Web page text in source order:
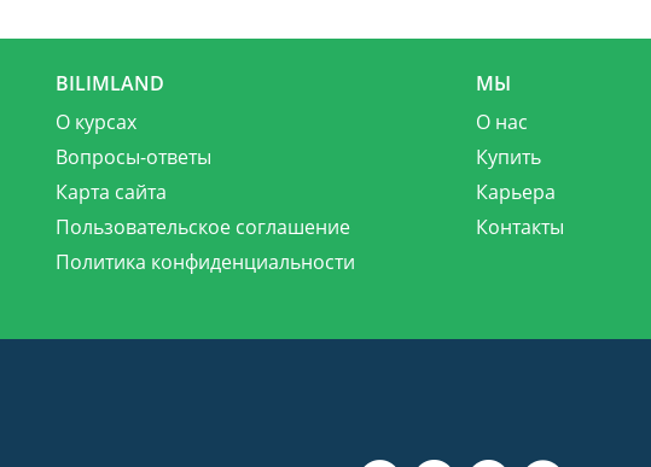
BILIMLAND
О курсах
Вопросы-ответы
Карта сайта
Пользовательское соглашение
Политика конфиденциальности
МЫ
О нас
Купить
Карьера
Контакты